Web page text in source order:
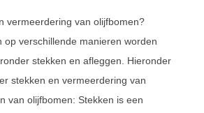
vermeerdering van olijfbomen?
op verschillende manieren worden
stekken en afleggen. Hieronder
stekken en vermeerdering van
van olijfbomen: Stekken is een